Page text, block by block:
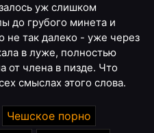
уж слишком
до грубого минета и
так далеко - уже через
в луже, полностью
от члена в пизде. Что
смыслах этого слова.
Чешское порно